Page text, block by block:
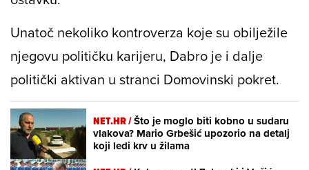
Unatoč nekoliko kontroverza koje su obilježile
njegovu političku karijeru, Dabro je i dalje
politički aktivan u stranci Domovinski pokret.
NET.HR /Što je moglo biti kobno u sudaru
vlakova? Mario Grbešić upozorio na detalj
koji ledi krv u žilama